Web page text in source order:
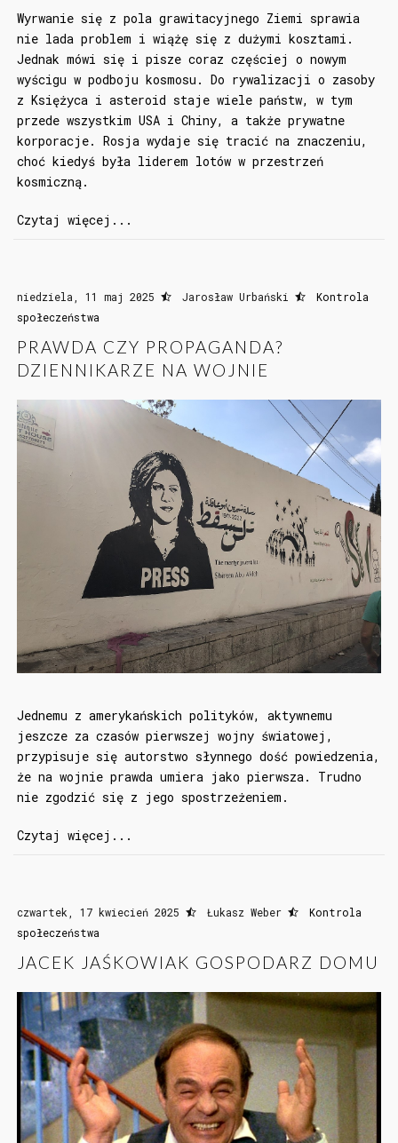
Wyrwanie się z pola grawitacyjnego Ziemi sprawia
nie lada problem i wiążę się z dużymi kosztami.
Jednak mówi się i pisze coraz częściej o nowym
wyścigu w podboju kosmosu. Do rywalizacji o zasoby
z Księżyca i asteroid staje wiele państw, w tym
przede wszystkim USA i Chiny, a także prywatne
korporacje. Rosja wydaje się tracić na znaczeniu,
choć kiedyś była liderem lotów w przestrzeń
kosmiczną.
Czytaj więcej...
niedziela, 11 maj 2025 Jarosław Urbański
Kontrola
społeczeństwa
PRAWDA CZY PROPAGANDA?
DZIENNIKARZE NA WOJNIE
Jednemu z amerykańskich polityków, aktywnemu
jeszcze za czasów pierwszej wojny światowej,
przypisuje się autorstwo słynnego dość powiedzenia,
że na wojnie prawda umiera jako pierwsza. Trudno
nie zgodzić się z jego spostrzeżeniem.
Czytaj więcej...
czwartek, 17 kwiecień 2025 Łukasz Weber
Kontrola
społeczeństwa
JACEK JAŚKOWIAK GOSPODARZ DOMU